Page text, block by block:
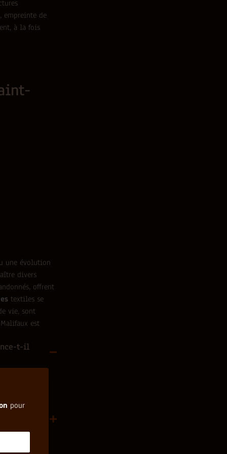
empreinte de
à la fois
une évolution
divers
offrent
textiles se
vie, sont
est
t-il
pour